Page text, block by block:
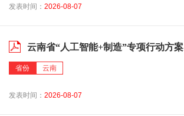
发表时间： 2026-08-07
云南省“人工智能+制造”专项行动方案
省份 云南
发表时间： 2026-08-07